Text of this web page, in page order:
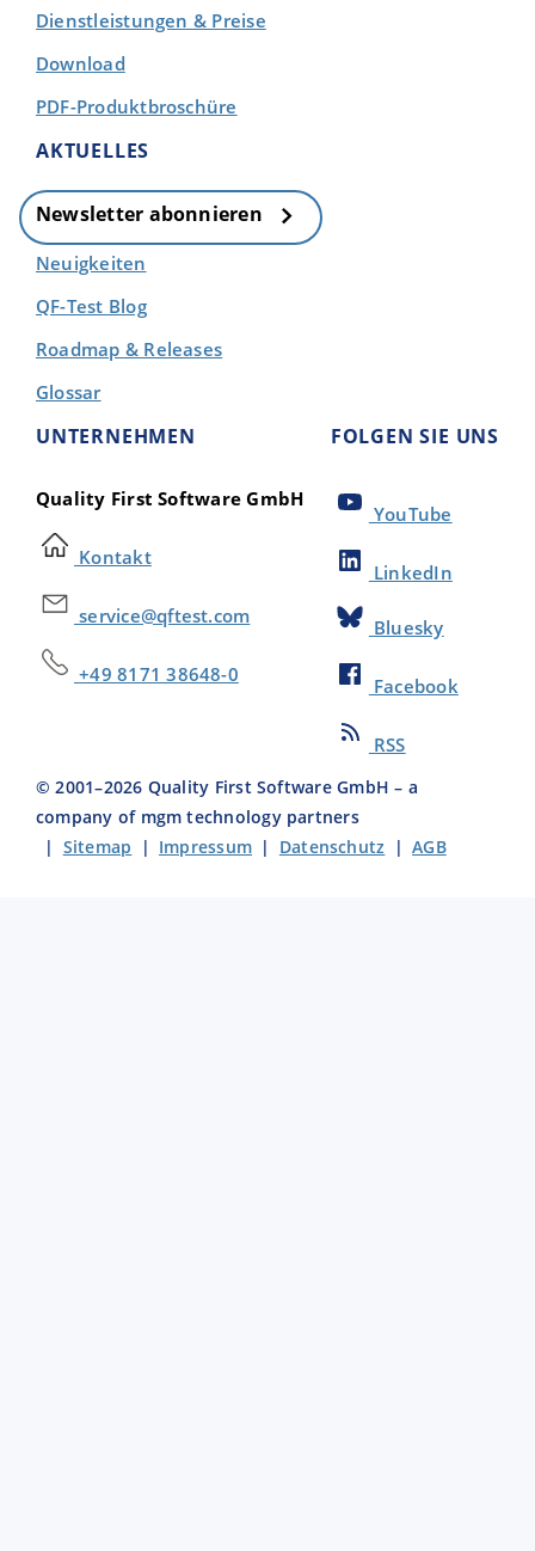
Dienstleistungen & Preise
Download
PDF-Produktbroschüre
AKTUELLES
Newsletter abonnieren
Neuigkeiten
QF-Test Blog
Roadmap & Releases
Glossar
UNTERNEHMEN
Quality First Software GmbH
Kontakt
service@qftest.com
+49 8171 38648-0
FOLGEN SIE UNS
YouTube
LinkedIn
Bluesky
Facebook
RSS
© 2001–2026 Quality First Software GmbH – a
company of mgm technology partners
| Sitemap | Impressum | Datenschutz |AGB